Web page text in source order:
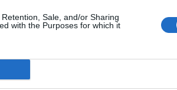
Sale, and/or Sharing
with the Purposes for which it
Viejo